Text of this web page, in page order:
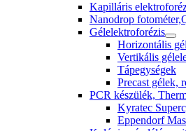
Kapilláris
Nanodrop
Gélelektroforézis
Horizontális
Vertikális
Tápegységek
Precast gélek,
PCR készülék,
Kyratec
Eppendorf